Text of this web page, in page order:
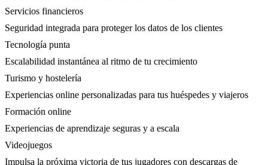
Servicios financieros
Seguridad integrada para proteger los datos de los clientes
Tecnología punta
Escalabilidad instantánea al ritmo de tu crecimiento
Turismo y hostelería
Experiencias online personalizadas para tus huéspedes y viajeros
Formación online
Experiencias de aprendizaje seguras y a escala
Videojuegos
Impulsa la próxima victoria de tus jugadores con descargas de